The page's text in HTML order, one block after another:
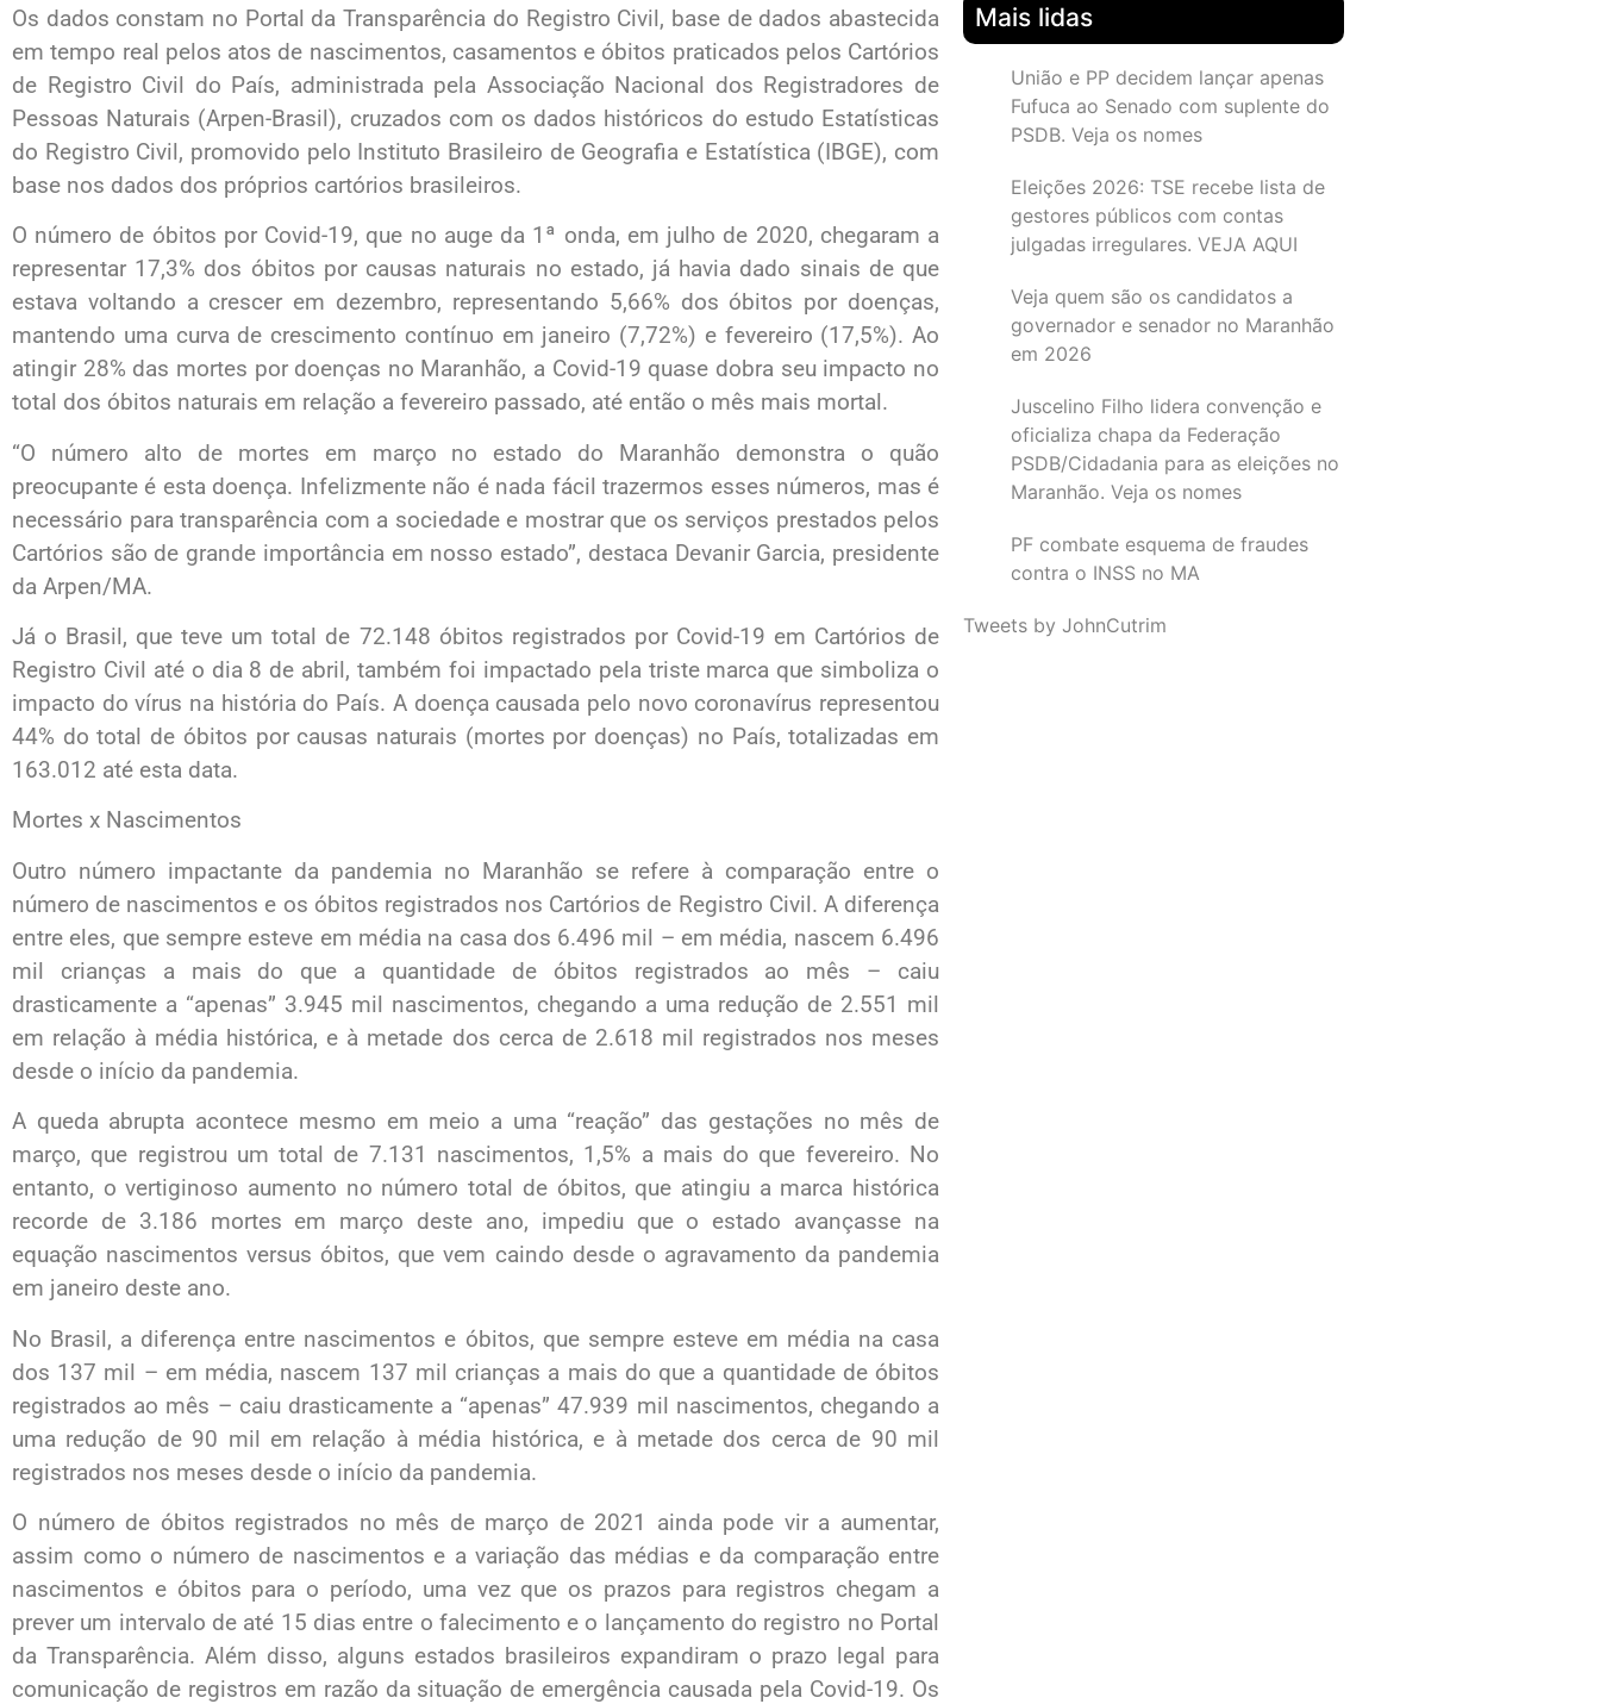
Os dados constam no Portal da Transparência do Registro Civil, base de dados abastecida
em tempo real pelos atos de nascimentos, casamentos e óbitos praticados pelos Cartórios
de Registro Civil do País, administrada pela Associação Nacional dos Registradores de
Pessoas Naturais (Arpen-Brasil), cruzados com os dados históricos do estudo Estatísticas
do Registro Civil, promovido pelo Instituto Brasileiro de Geografia e Estatística (IBGE), com
base nos dados dos próprios cartórios brasileiros.
O número de óbitos por Covid-19, que no auge da 1ª onda, em julho de 2020, chegaram a
representar 17,3% dos óbitos por causas naturais no estado, já havia dado sinais de que
estava voltando a crescer em dezembro, representando 5,66% dos óbitos por doenças,
mantendo uma curva de crescimento contínuo em janeiro (7,72%) e fevereiro (17,5%). Ao
atingir 28% das mortes por doenças no Maranhão, a Covid-19 quase dobra seu impacto no
total dos óbitos naturais em relação a fevereiro passado, até então o mês mais mortal.
“O número alto de mortes em março no estado do Maranhão demonstra o quão
preocupante é esta doença. Infelizmente não é nada fácil trazermos esses números, mas é
necessário para transparência com a sociedade e mostrar que os serviços prestados pelos
Cartórios são de grande importância em nosso estado”, destaca Devanir Garcia, presidente
da Arpen/MA.
Já o Brasil, que teve um total de 72.148 óbitos registrados por Covid-19 em Cartórios de
Registro Civil até o dia 8 de abril, também foi impactado pela triste marca que simboliza o
impacto do vírus na história do País. A doença causada pelo novo coronavírus representou
44% do total de óbitos por causas naturais (mortes por doenças) no País, totalizadas em
163.012 até esta data.
Mortes x Nascimentos
Outro número impactante da pandemia no Maranhão se refere à comparação entre o
número de nascimentos e os óbitos registrados nos Cartórios de Registro Civil. A diferença
entre eles, que sempre esteve em média na casa dos 6.496 mil – em média, nascem 6.496
mil crianças a mais do que a quantidade de óbitos registrados ao mês – caiu
drasticamente a “apenas” 3.945 mil nascimentos, chegando a uma redução de 2.551 mil
em relação à média histórica, e à metade dos cerca de 2.618 mil registrados nos meses
desde o início da pandemia.
A queda abrupta acontece mesmo em meio a uma “reação” das gestações no mês de
março, que registrou um total de 7.131 nascimentos, 1,5% a mais do que fevereiro. No
entanto, o vertiginoso aumento no número total de óbitos, que atingiu a marca histórica
recorde de 3.186 mortes em março deste ano, impediu que o estado avançasse na
equação nascimentos versus óbitos, que vem caindo desde o agravamento da pandemia
em janeiro deste ano.
No Brasil, a diferença entre nascimentos e óbitos, que sempre esteve em média na casa
dos 137 mil – em média, nascem 137 mil crianças a mais do que a quantidade de óbitos
registrados ao mês – caiu drasticamente a “apenas” 47.939 mil nascimentos, chegando a
uma redução de 90 mil em relação à média histórica, e à metade dos cerca de 90 mil
registrados nos meses desde o início da pandemia.
O número de óbitos registrados no mês de março de 2021 ainda pode vir a aumentar,
assim como o número de nascimentos e a variação das médias e da comparação entre
nascimentos e óbitos para o período, uma vez que os prazos para registros chegam a
prever um intervalo de até 15 dias entre o falecimento e o lançamento do registro no Portal
da Transparência. Além disso, alguns estados brasileiros expandiram o prazo legal para
comunicação de registros em razão da situação de emergência causada pela Covid-19. Os
Mais lidas
União e PP decidem lançar apenas
Fufuca ao Senado com suplente do
PSDB. Veja os nomes
Eleições 2026: TSE recebe lista de
gestores públicos com contas
julgadas irregulares. VEJA AQUI
Veja quem são os candidatos a
governador e senador no Maranhão
em 2026
Juscelino Filho lidera convenção e
oficializa chapa da Federação
PSDB/Cidadania para as eleições no
Maranhão. Veja os nomes
PF combate esquema de fraudes
contra o INSS no MA
Tweets by JohnCutrim